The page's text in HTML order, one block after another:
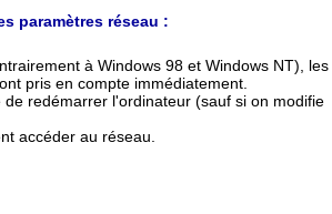
paramètres réseau :
à Windows 98 et Windows NT), les
pris en compte immédiatement.
de redémarrer l'ordinateur (sauf si on modifie
accéder au réseau.